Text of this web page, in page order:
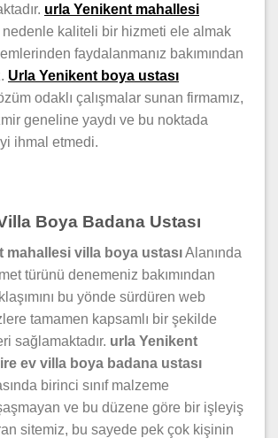
urla Yenikent mahallesi
nedenle kaliteli bir hizmeti ele almak
faydalanmanız bakımından
Urla Yenikent boya ustası
odaklı çalışmalar sunan firmamız,
geneline yaydı ve bu noktada
ihmal etmedi.
Boya Badana Ustası
mahallesi villa boya ustasıAlanında
türünü denemeniz bakımından
bu yönde sürdüren web
tamamen kapsamlı bir şekilde
sağlamaktadır. urla Yenikent
ev villa boya badana ustası
birinci sınıf malzeme
ve bu düzene göre bir işleyiş
sitemiz, bu sayede pek çok kişinin